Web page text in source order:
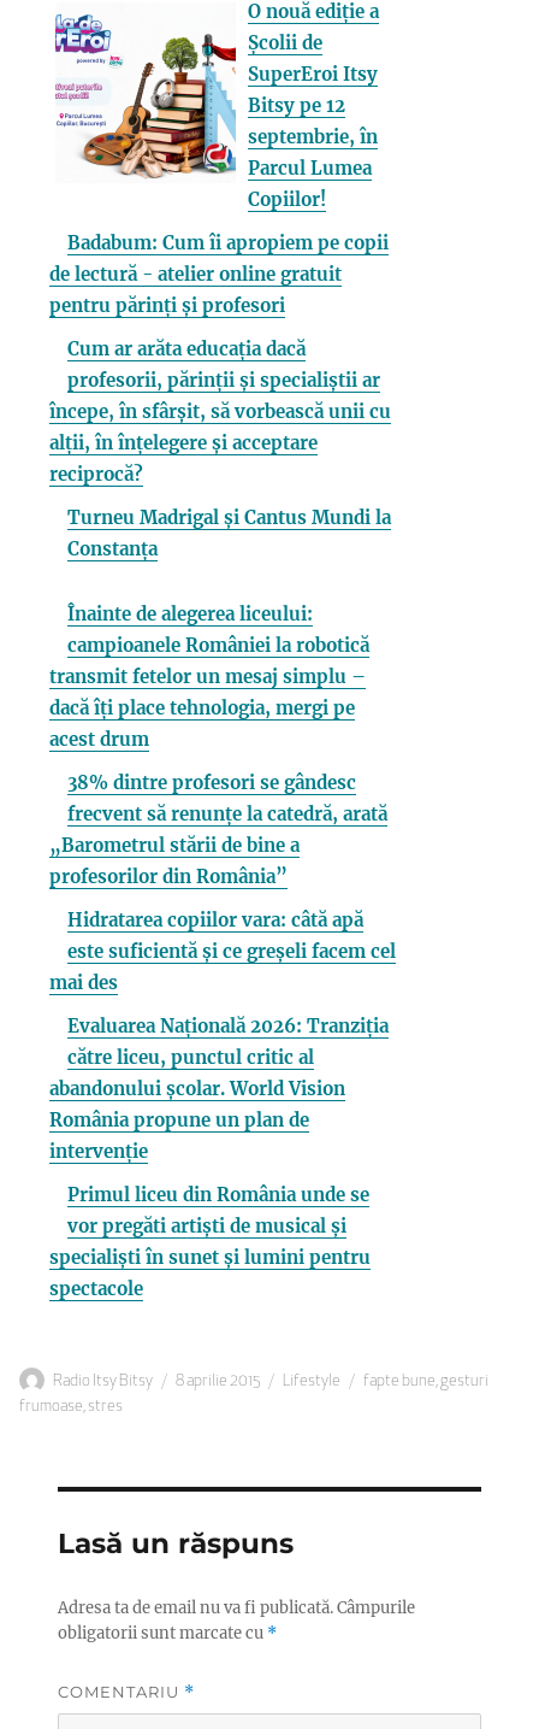
O nouă ediție a
Școlii de
SuperEroi Itsy
Bitsy pe 12
septembrie, în
Parcul Lumea
Copiilor!
Badabum: Cum îi apropiem pe copii
de lectură - atelier online gratuit
pentru părinți și profesori
Cum ar arăta educația dacă
profesorii, părinții și specialiștii ar
începe, în sfârșit, să vorbească unii cu
alții, în înțelegere și acceptare
reciprocă?
Turneu Madrigal și Cantus Mundi la
Constanța
Înainte de alegerea liceului:
campioanele României la robotică
transmit fetelor un mesaj simplu –
dacă îți place tehnologia, mergi pe
acest drum
38% dintre profesori se gândesc
frecvent să renunțe la catedră, arată
„Barometrul stării de bine a
profesorilor din România”
Hidratarea copiilor vara: câtă apă
este suficientă și ce greșeli facem cel
mai des
Evaluarea Națională 2026: Tranziția
către liceu, punctul critic al
abandonului școlar. World Vision
România propune un plan de
intervenție
Primul liceu din România unde se
vor pregăti artiști de musical și
specialiști în sunet și lumini pentru
spectacole
Autor
Radio Itsy Bitsy
Publicat
8 aprilie 2015 Categorii
Lifestyle Etichete
fapte bune,gesturi
frumoase, stres
Lasă un răspuns
Adresa ta de email nu va fi publicată.Câmpurile
obligatorii sunt marcate cu *
COMENTARIU *